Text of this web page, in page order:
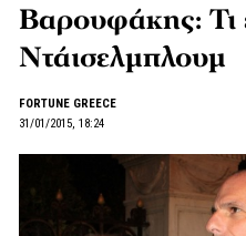
Βαρουφάκης: Τι
Ντάισελμπλουμ
FORTUNE GREECE
31/01/2015, 18:24